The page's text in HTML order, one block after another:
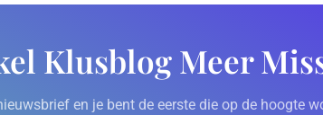
Klusblog Meer
en je bent de eerste die op de hoogte